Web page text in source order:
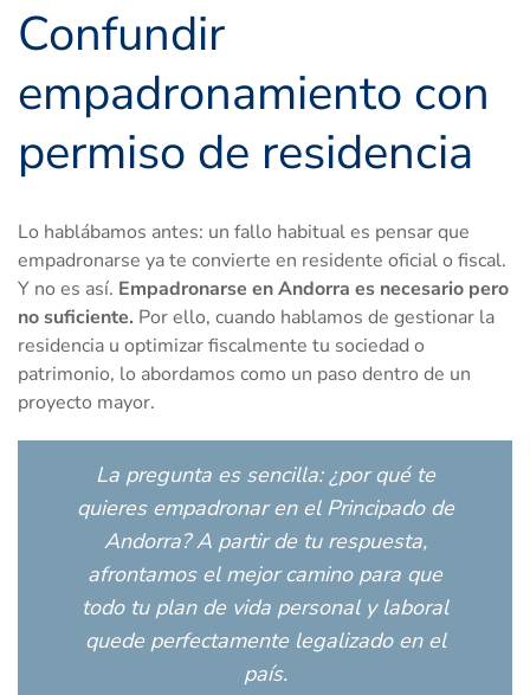
Confundir
empadronamiento con
permiso de residencia
Lo hablábamos antes: un fallo habitual es pensar que
empadronarse ya te convierte en residente oficial o fiscal.
Y no es así. Empadronarse en Andorra es necesario pero
no suficiente. Por ello, cuando hablamos de gestionar la
residencia u optimizar fiscalmente tu sociedad o
patrimonio, lo abordamos como un paso dentro de un
proyecto mayor.
La pregunta es sencilla: ¿por qué te
quieres empadronar en el Principado de
Andorra? A partir de tu respuesta,
afrontamos el mejor camino para que
todo tu plan de vida personal y laboral
quede perfectamente legalizado en el
país.